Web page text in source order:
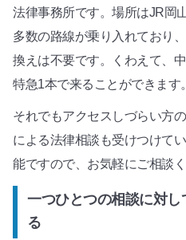
法律事務所です。場所はJR岡
多数の路線が乗り入れており
換えは不要です。くわえて、
特急1本で来ることができます。
それでもアクセスしづらい方
による法律相談も受けつけて
能ですので、お気軽にご相談く
一つひとつの相談に対し
る